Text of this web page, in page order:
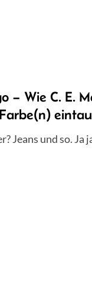
– Wie C. E.
Jeans und so. Ja